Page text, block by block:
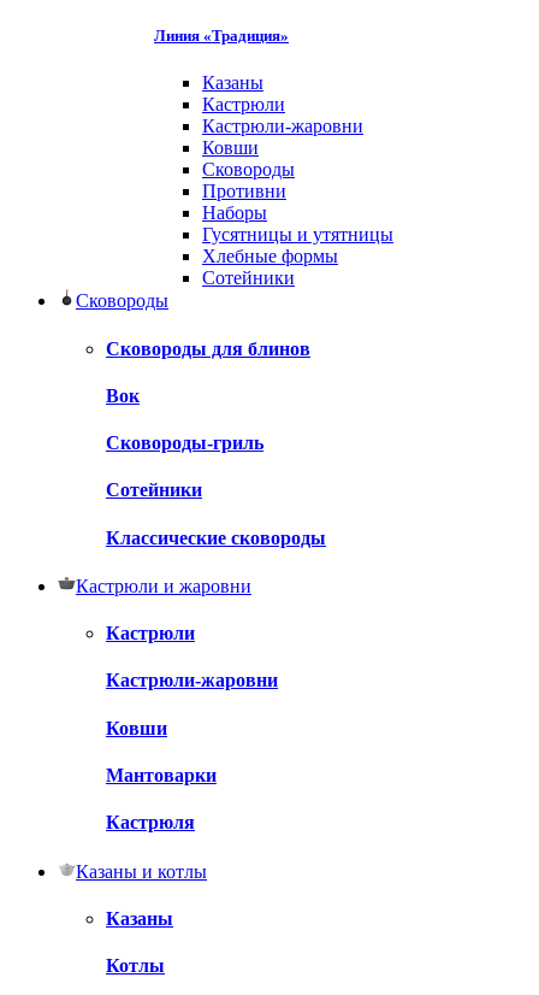
Линия «Традиция»
Казаны
Кастрюли
Кастрюли-жаровни
Ковши
Сковороды
Противни
Наборы
Гусятницы и утятницы
Хлебные формы
Сотейники
Сковороды
Сковороды для блинов
Вок
Сковороды-гриль
Сотейники
Классические сковороды
Кастрюли и жаровни
Кастрюли
Кастрюли-жаровни
Ковши
Мантоварки
Кастрюля
Казаны и котлы
Казаны
Котлы